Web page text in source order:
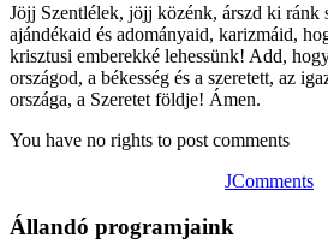
Jöjj Szentlélek, jöjj közénk, árszd ki ránk
ajándékaid és adományaid, karizmáid,
krisztusi emberekké lehessünk! Add,
országod, a békesség és a szeretett, az
országa, a Szeretet földje! Ámen.
You have no rights to post comments
JComments
Állandó programjaink